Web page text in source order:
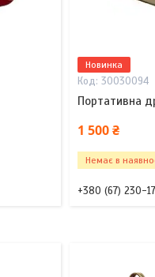
Новинка
30030094
Портативна
1 500 ₴
Немає в
+380 (67) 230-